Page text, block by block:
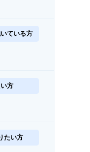
ている方
方
たい方